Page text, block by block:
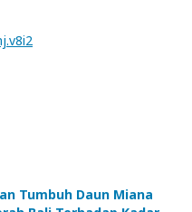
Tumbuh Daun Miana